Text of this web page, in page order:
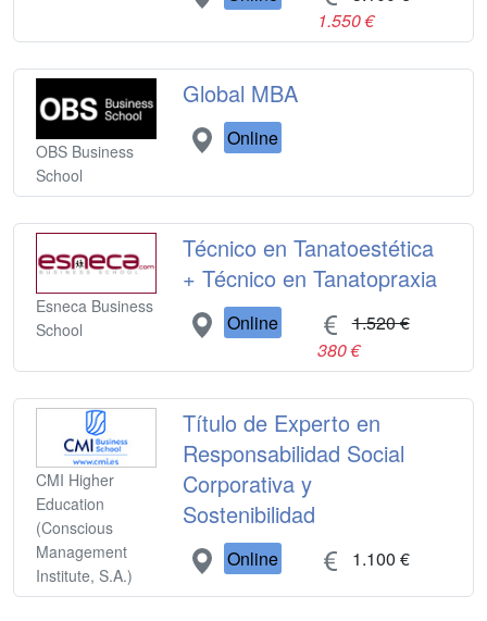
1.550 €
OBS Business
School
Global MBA
Online
Esneca Business
School
Técnico en Tanatoestética
+ Técnico en Tanatopraxia
Online
1.520 €
380 €
CMI Higher
Education
(Conscious
Management
Institute, S.A.)
Título de Experto en
Responsabilidad Social
Corporativa y
Sostenibilidad
Online 1.100 €